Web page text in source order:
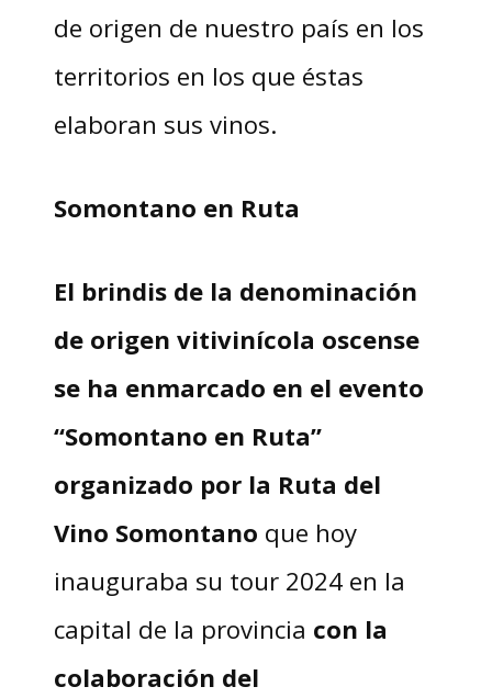
de origen de nuestro país en los
territorios en los que éstas
elaboran sus vinos.
Somontano en Ruta
El brindis de la denominación
de origen vitivinícola oscense
se ha enmarcado en el evento
“Somontano en Ruta”
organizado por la Ruta del
Vino Somontano que hoy
inauguraba su tour 2024 en la
capital de la provincia con la
colaboración del